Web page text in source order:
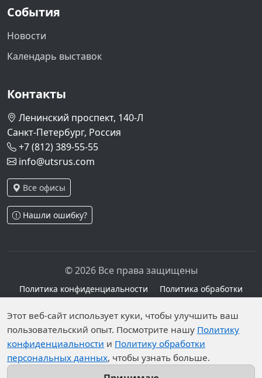
События
Новости
Календарь выставок
Контакты
Ленинский проспект, 140-Л
Санкт-Петербург, Россия
+7 (812) 389-55-55
info@utsrus.com
Все офисы
Нашли ошибку?
© 2026 Все права защищены
Политика конфиденциальности
Политика обработки
персональных данных
Персональные данные опубликованы на сайте при
наличии правовых оснований в соответствии с ч.1
ст.6 и ст.10.1 152-ФЗ. Субъектами установлены
запреты на обработку неограниченных кругом лиц
опубликованных персональных данных.
Этот веб-сайт использует куки, чтобы улучшить ваш
пользовательский опыт. Посмотрите нашу Политику
конфиденциальности и Политику обработки
персональных данных, чтобы узнать больше.